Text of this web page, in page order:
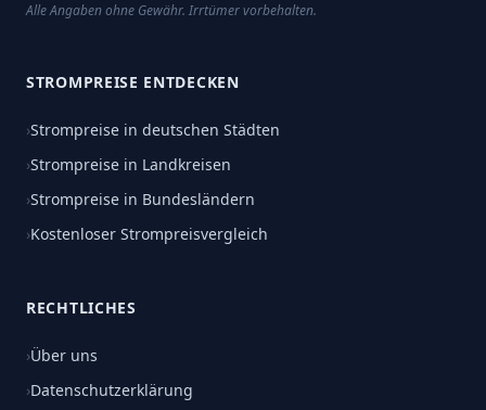
Alle Angaben ohne Gewähr. Irrtümer vorbehalten.
STROMPREISE ENTDECKEN
›Strompreise in deutschen Städten
›Strompreise in Landkreisen
›Strompreise in Bundesländern
›Kostenloser Strompreisvergleich
RECHTLICHES
›Über uns
›Datenschutzerklärung